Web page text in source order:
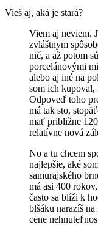
Vieš aj, aká je stará?
Viem aj neviem.
zvláštnym
nič, a až potom
porcelánovými
alebo aj iné na
som ich kupoval,
Odpoveď toho
má tak sto,
mať približne
relatívne nová
No a tu chcem
najlepšie, aké
samurajského
má asi 400
často sa blíži k
blšáku narazíš
cene